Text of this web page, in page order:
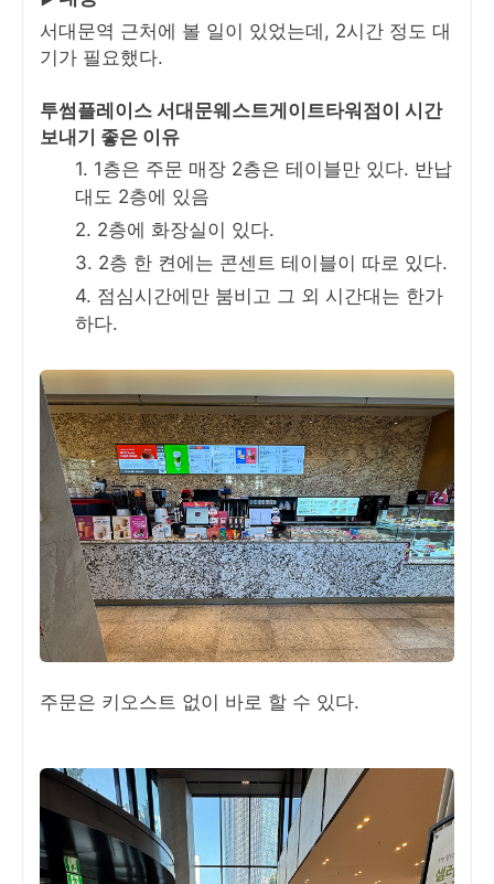
서대문역 근처에 볼 일이 있었는데, 2시간 정도 대
기가 필요했다.
투썸플레이스 서대문웨스트게이트타워점이 시간
보내기 좋은 이유
1층은 주문 매장 2층은 테이블만 있다. 반납
대도 2층에 있음
2층에 화장실이 있다.
2층 한 켠에는 콘센트 테이블이 따로 있다.
점심시간에만 붐비고 그 외 시간대는 한가
하다.
주문은 키오스트 없이 바로 할 수 있다.